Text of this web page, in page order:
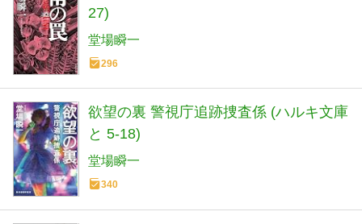
27)
堂場瞬一
296
欲望の裏 警視庁追跡捜査係 (ハルキ文庫
と 5-18)
堂場瞬一
340